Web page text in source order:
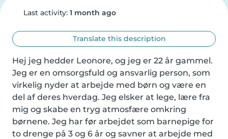
Last activity: 1 month ago
Translate this description
Hej jeg hedder Leonore, og jeg er 22 år gammel.
Jeg er en omsorgsfuld og ansvarlig person, som
virkelig nyder at arbejde med børn og være en
del af deres hverdag. Jeg elsker at lege, lære fra
mig og skabe en tryg atmosfære omkring
børnene. Jeg har før arbejdet som barnepige for
to drenge på 3 og 6 år og savner at arbejde med